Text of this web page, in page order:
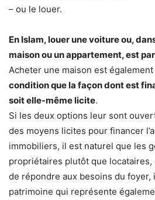
– ou le louer.
En Islam, louer une voiture ou,
maison ou un appartement, est
Acheter une maison est
condition que la façon dont est
soit elle-même licite.
Si les deux options leur sont
des moyens licites pour financer
immobiliers, il est naturel que les
propriétaires plutôt que locataires,
de répondre aux besoins du
patrimoine qui représente